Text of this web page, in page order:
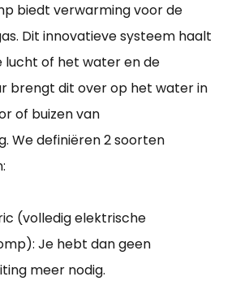
biedt verwarming voor de
Dit innovatieve systeem haalt
lucht of het water en de
brengt dit over op het water in
of buizen van
We definiëren 2 soorten
(volledig elektrische
Je hebt dan geen
meer nodig.